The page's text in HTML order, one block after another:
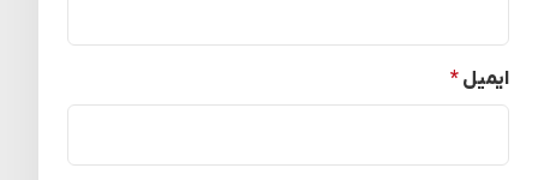
ایمیل *